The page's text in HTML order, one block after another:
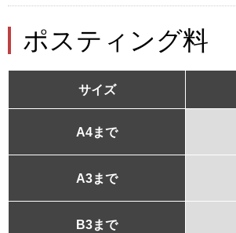
ポスティング料
サイズ
A4まで
A3まで
B3まで